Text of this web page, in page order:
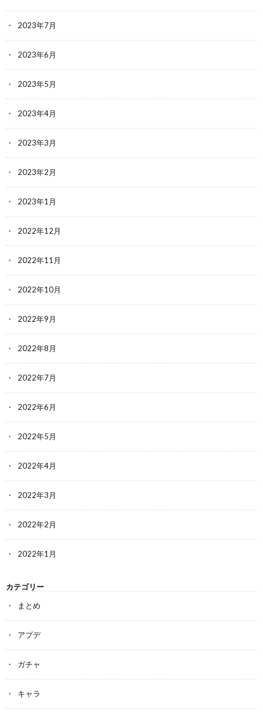
2023年7月
2023年6月
2023年5月
2023年4月
2023年3月
2023年2月
2023年1月
2022年12月
2022年11月
2022年10月
2022年9月
2022年8月
2022年7月
2022年6月
2022年5月
2022年4月
2022年3月
2022年2月
2022年1月
カテゴリー
まとめ
アプデ
ガチャ
キャラ